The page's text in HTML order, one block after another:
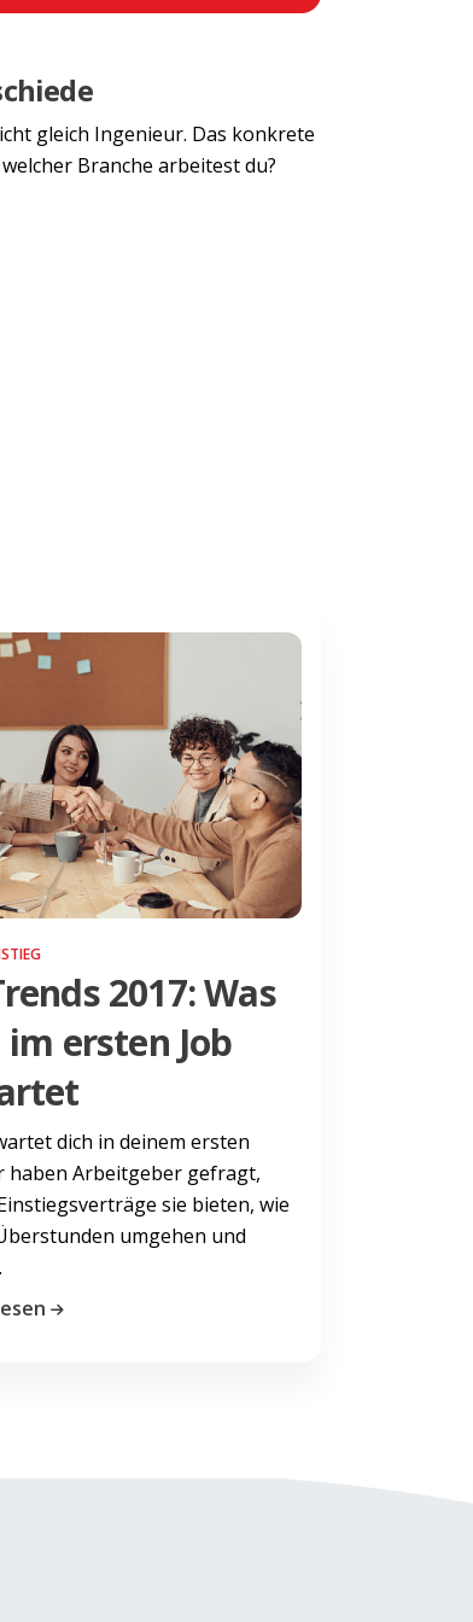
gleich Ingenieur. Das konkrete
Branche arbeitest du?
2017: Was
ersten Job
dich in deinem ersten
haben Arbeitgeber gefragt,
sie bieten, wie
umgehen und